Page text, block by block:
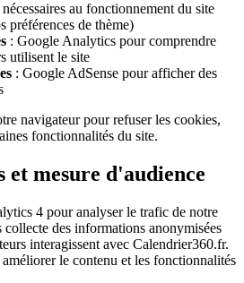
nécessaires au fonctionnement du site
préférences de thème)
: Google Analytics pour comprendre
utilisent le site
: Google AdSense pour afficher des
navigateur pour refuser les cookies,
fonctionnalités du site.
et mesure d'audience
4 pour analyser le trafic de notre
des informations anonymisées
interagissent avec Calendrier360.fr.
le contenu et les fonctionnalités